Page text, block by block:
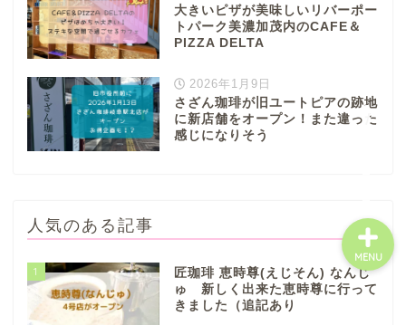
大きいピザが美味しいリバーポー
トパーク美濃加茂内のCAFE＆
PIZZA DELTA
2026年1月9日
さざん珈琲が旧ユートピアの跡地
に新店舗をオープン！また違った
感じになりそう
人気のある記事
1
匠珈琲 恵時尊(えじそん) なんじ
ゅ 新しく出来た恵時尊に行って
きました（追記あり
MENU
御嵩町